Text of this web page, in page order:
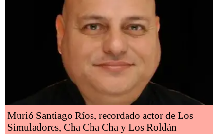
Murió Santiago Ríos, recordado actor de Los
Simuladores, Cha Cha Cha y Los Roldán